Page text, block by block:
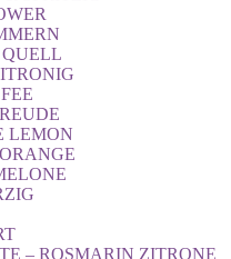
LEMON
– ROSMARIN ZITRONE